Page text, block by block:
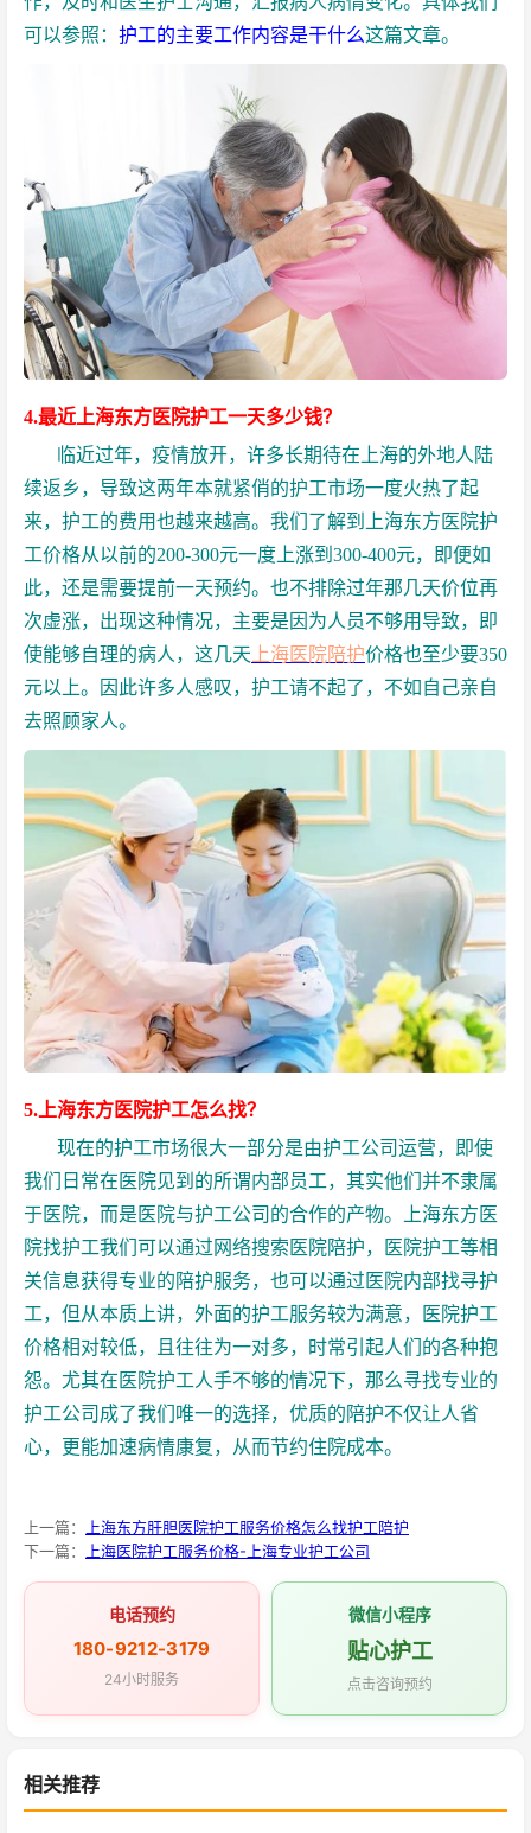
可以参照： 护工的主要工作内容是干什么这篇文章。
4.最近上海东方医院护工一天多少钱？
临近过年，疫情放开，许多长期待在上海的外地人陆
续返乡，导致这两年本就紧俏的护工市场一度火热了起
来，护工的费用也越来越高。我们了解到上海东方医院护
工价格从以前的200-300元一度上涨到300-400元，即便如
此，还是需要提前一天预约。也不排除过年那几天价位再
次虚涨，出现这种情况，主要是因为人员不够用导致，即
使能够自理的病人，这几天 上海医院陪护价格也至少要350
元以上。因此许多人感叹，护工请不起了，不如自己亲自
去照顾家人。
5.上海东方医院护工怎么找？
现在的护工市场很大一部分是由护工公司运营，即使
我们日常在医院见到的所谓内部员工，其实他们并不隶属
于医院，而是医院与护工公司的合作的产物。上海东方医
院找护工我们可以通过网络搜索医院陪护，医院护工等相
关信息获得专业的陪护服务，也可以通过医院内部找寻护
工，但从本质上讲，外面的护工服务较为满意，医院护工
价格相对较低，且往往为一对多，时常引起人们的各种抱
怨。尤其在医院护工人手不够的情况下，那么寻找专业的
护工公司成了我们唯一的选择，优质的陪护不仅让人省
心，更能加速病情康复，从而节约住院成本。
上一篇：
上海东方肝胆医院护工服务价格怎么找护工陪护
下一篇：
上海医院护工服务价格-上海专业护工公司
电话预约
180-9212-3179
24小时服务
微信小程序
贴心护工
点击咨询预约
相关推荐